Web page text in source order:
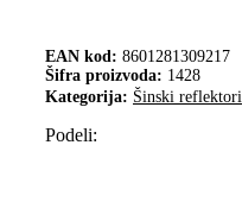
EAN kod: 8601281309217
Šifra proizvoda: 1428
Kategorija: Šinski reflektori
Podeli: